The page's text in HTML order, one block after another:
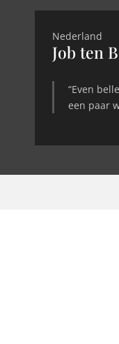
Nederland
Job ten
“Even
een paar